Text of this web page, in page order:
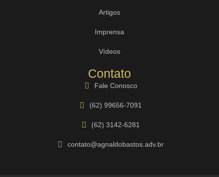
Artigos
Imprensa
Vídeos
Contato
Fale Conosco
(62) 99656-7091
(62) 3142-6281
contato@agnaldobastos.adv.br